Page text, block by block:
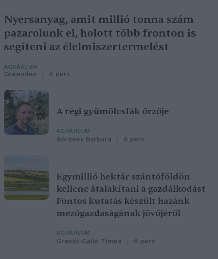
Nyersanyag, amit millió tonna szám
pazarolunk el, holott több fronton is
segíteni az élelmiszertermelést
AGRÁRIUM
Greendex 4 perc
A régi gyümölcsfák őrzője
AGRÁRIUM
Börzsey Barbara 6 perc
Egymillió hektár szántóföldön
kellene átalakítani a gazdálkodást –
Fontos kutatás készült hazánk
mezőgazdaságának jövőjéről
AGRÁRIUM
Granát-Galló Tímea 6 perc